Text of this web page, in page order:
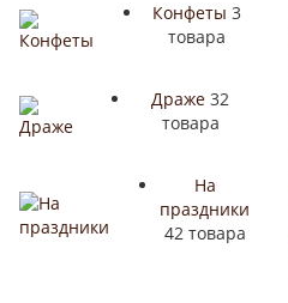
Конфеты 3
товара
Драже 32
товара
На
праздники
42 товара